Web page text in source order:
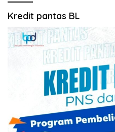
Kredit pantas BL